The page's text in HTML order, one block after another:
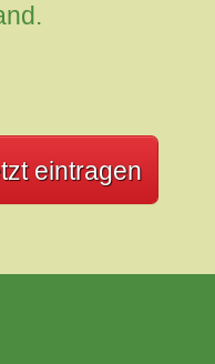
eintragen